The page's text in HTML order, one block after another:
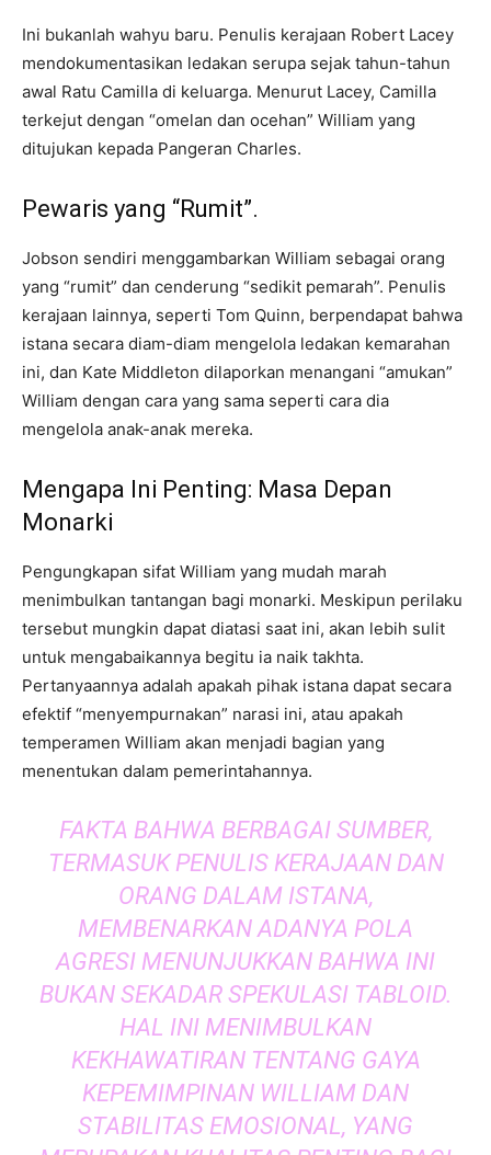
Ini bukanlah wahyu baru. Penulis kerajaan Robert Lacey
mendokumentasikan ledakan serupa sejak tahun-tahun
awal Ratu Camilla di keluarga. Menurut Lacey, Camilla
terkejut dengan “omelan dan ocehan” William yang
ditujukan kepada Pangeran Charles.
Pewaris yang “Rumit”.
Jobson sendiri menggambarkan William sebagai orang
yang “rumit” dan cenderung “sedikit pemarah”. Penulis
kerajaan lainnya, seperti Tom Quinn, berpendapat bahwa
istana secara diam-diam mengelola ledakan kemarahan
ini, dan Kate Middleton dilaporkan menangani “amukan”
William dengan cara yang sama seperti cara dia
mengelola anak-anak mereka.
Mengapa Ini Penting: Masa Depan
Monarki
Pengungkapan sifat William yang mudah marah
menimbulkan tantangan bagi monarki. Meskipun perilaku
tersebut mungkin dapat diatasi saat ini, akan lebih sulit
untuk mengabaikannya begitu ia naik takhta.
Pertanyaannya adalah apakah pihak istana dapat secara
efektif “menyempurnakan” narasi ini, atau apakah
temperamen William akan menjadi bagian yang
menentukan dalam pemerintahannya.
FAKTA BAHWA BERBAGAI SUMBER,
TERMASUK PENULIS KERAJAAN DAN
ORANG DALAM ISTANA,
MEMBENARKAN ADANYA POLA
AGRESI MENUNJUKKAN BAHWA INI
BUKAN SEKADAR SPEKULASI TABLOID.
HAL INI MENIMBULKAN
KEKHAWATIRAN TENTANG GAYA
KEPEMIMPINAN WILLIAM DAN
STABILITAS EMOSIONAL, YANG